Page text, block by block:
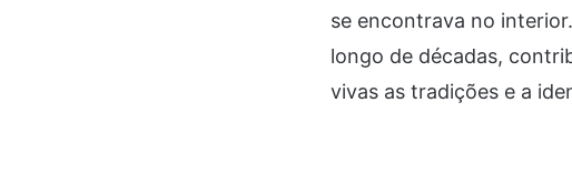
se encontrava no
longo de décadas,
vivas as tradições e a